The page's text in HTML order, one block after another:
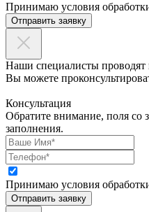
Принимаю условия
Отправить заявку
Наши специалисты проводят
Вы можете
Консультация
Обратите внимание, поля со
заполнения.
Принимаю условия
Отправить заявку